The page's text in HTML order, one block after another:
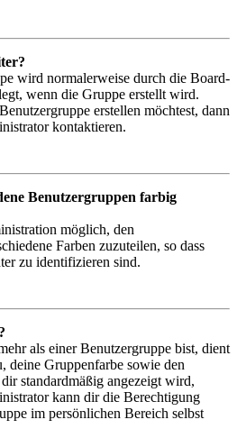
wird normalerweise durch die Board-
wenn die Gruppe erstellt wird.
erstellen möchtest, dann
kontaktieren.
Benutzergruppen farbig
möglich, den
Farben zuzuteilen, so dass
zu identifizieren sind.
als einer Benutzergruppe bist, dient
deine Gruppenfarbe sowie den
standardmäßig angezeigt wird,
kann dir die Berechtigung
im persönlichen Bereich selbst